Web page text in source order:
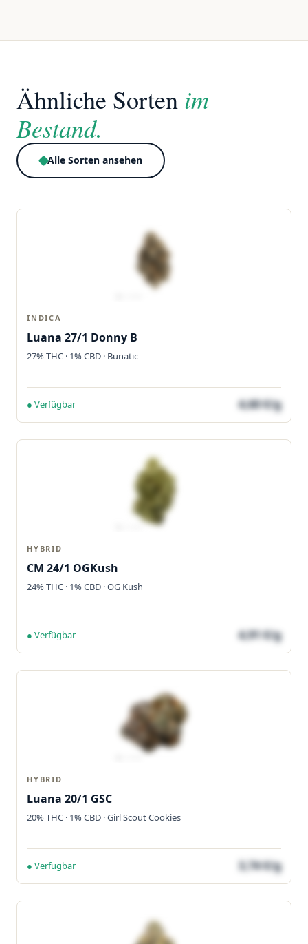
Ähnliche Sorten im
Bestand.
Alle Sorten ansehen
INDICA
Luana 27/1 Donny B
27% THC · 1% CBD · Bunatic
● Verfügbar 4,60 €/g
HYBRID
CM 24/1 OGKush
24% THC · 1% CBD · OG Kush
● Verfügbar 4,91 €/g
HYBRID
Luana 20/1 GSC
20% THC · 1% CBD · Girl Scout Cookies
● Verfügbar 3,74 €/g